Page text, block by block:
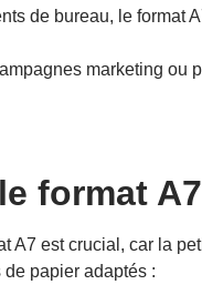
de bureau, le format
marketing ou
format A7
A7 est crucial, car la
papier adaptés :